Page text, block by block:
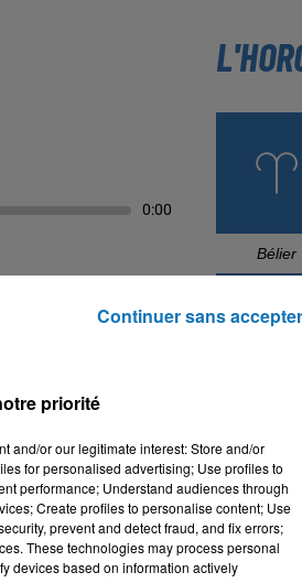
0:00
Bélier
priorité
and/or our legitimate interest: Store and/or
for personalised advertising; Use profiles to
performance; Understand audiences through
Create profiles to personalise content; Use
prevent and detect fraud, and fix errors;
These technologies may process personal
devices based on information actively
Continuer sans accepter